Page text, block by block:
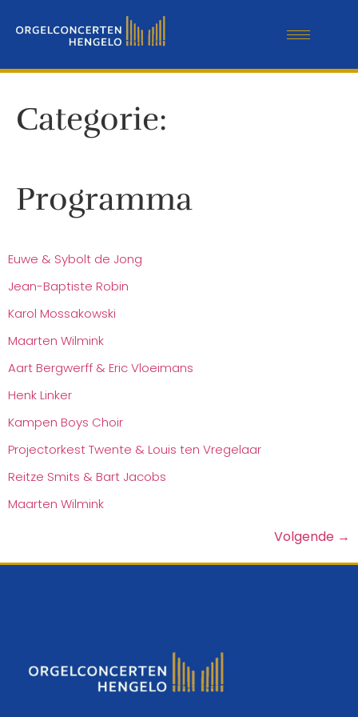
Categorie:
Programma
Euwe & Sybolt de Jong
Jean-Baptiste Robin
Karol Mossakowski
Maarten Wilmink
Aart Bergwerff & Eric Vloeimans
Henk Linker
Kampen Boys Choir
Projectorkest Twente & Louis ten Vregelaar
Reitze Smits & Bart Jacobs
Maarten Wilmink
Volgende →